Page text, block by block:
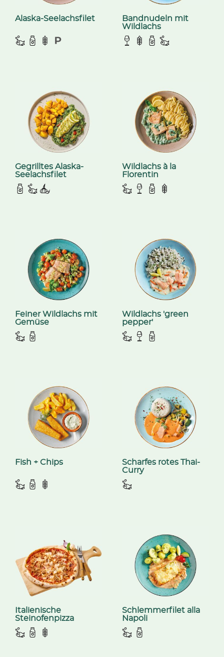
Alaska-Seelachsfilet
Bandnudeln mit
Wildlachs
Gegrilltes Alaska-
Seelachsfilet
Wildlachs à la
Florentin
Feiner Wildlachs mit
Gemüse
Wildlachs 'green
pepper'
Fish + Chips
Scharfes rotes Thai-
Curry
Italienische
Steinofenpizza
'Thunfisch'
Schlemmerfilet alla
Napoli